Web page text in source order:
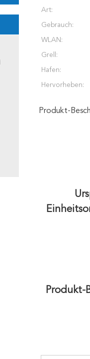
Art:
Gebrauch:
WLAN:
Grell:
Hafen:
Hervorheben:
Produkt-
Produkt-